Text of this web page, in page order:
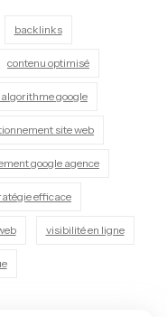
backlinks
contenu optimisé
google
site web
google agence
efficace
visibilité en ligne